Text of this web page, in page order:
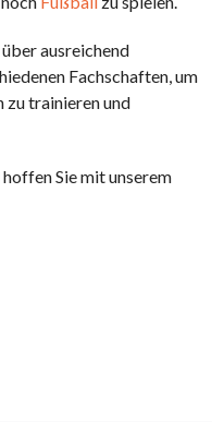
ausreichend
Fachschaften, um
zu trainieren und
Sie mit unserem